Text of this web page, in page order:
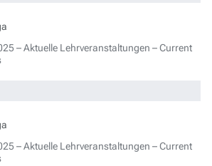
– Aktuelle Lehrveranstaltungen – Current
– Aktuelle Lehrveranstaltungen – Current